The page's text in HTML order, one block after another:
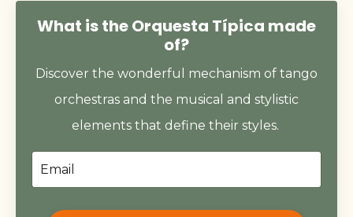
What is the Orquesta Típica made
of?
Discover the wonderful mechanism of tango
orchestras and the musical and stylistic
elements that define their styles.